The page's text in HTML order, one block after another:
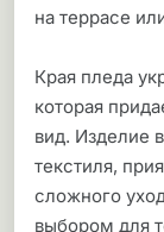
на террасе
Края пледа
которая
вид. Изделие
текстиля,
сложного
выбором для